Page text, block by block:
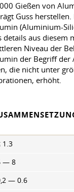
Gießen von
Guss
(Aluminium-
details aus diesem
Niveau der
der Begriff der
die nicht unter
erhöht.
1.3
— 8
— 0.6